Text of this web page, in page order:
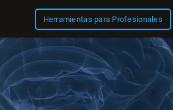
Herramientas para Profesionales